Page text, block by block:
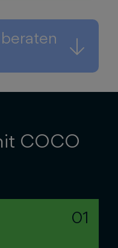
COCO
01